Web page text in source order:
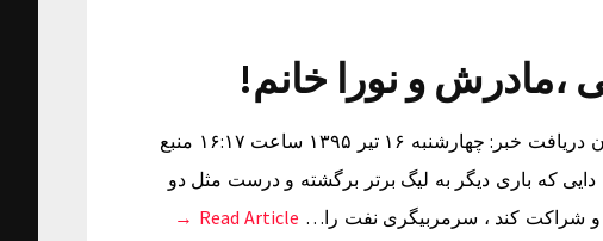
،مادرش و نورا خانم!
تصویری عیدانه از علی دایی ،مادرش و نورا خانم! زمان دریافت خبر: چهارشنبه ۱۶ تیر ۱۳۹۵ ساعت ۱۶:۱۷ منبع
که باری دیگر به لیگ برتر برگشته و درست مثل دو
و شراکت کند ، سرمربیگری نفت را… Read Article →